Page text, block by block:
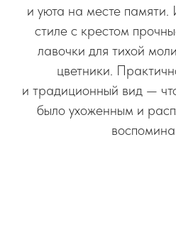
и уюта на месте памяти.
стиле с крестом
лавочки для тихой
цветники.
и традиционный вид —
было ухоженным и